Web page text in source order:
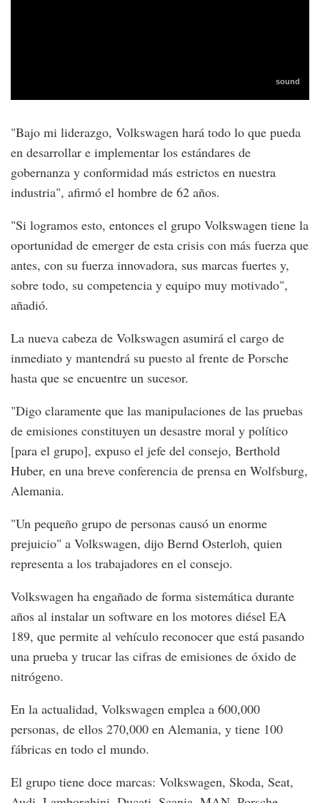
"Bajo mi liderazgo, Volkswagen hará todo lo que pueda
en desarrollar e implementar los estándares de
gobernanza y conformidad más estrictos en nuestra
industria", afirmó el hombre de 62 años.
"Si logramos esto, entonces el grupo Volkswagen tiene la
oportunidad de emerger de esta crisis con más fuerza que
antes, con su fuerza innovadora, sus marcas fuertes y,
sobre todo, su competencia y equipo muy motivado",
añadió.
La nueva cabeza de Volkswagen asumirá el cargo de
inmediato y mantendrá su puesto al frente de Porsche
hasta que se encuentre un sucesor.
"Digo claramente que las manipulaciones de las pruebas
de emisiones constituyen un desastre moral y político
[para el grupo], expuso el jefe del consejo, Berthold
Huber, en una breve conferencia de prensa en Wolfsburg,
Alemania.
"Un pequeño grupo de personas causó un enorme
prejuicio" a Volkswagen, dijo Bernd Osterloh, quien
representa a los trabajadores en el consejo.
Volkswagen ha engañado de forma sistemática durante
años al instalar un software en los motores diésel EA
189, que permite al vehículo reconocer que está pasando
una prueba y trucar las cifras de emisiones de óxido de
nitrógeno.
En la actualidad, Volkswagen emplea a 600,000
personas, de ellos 270,000 en Alemania, y tiene 100
fábricas en todo el mundo.
El grupo tiene doce marcas: Volkswagen, Skoda, Seat,